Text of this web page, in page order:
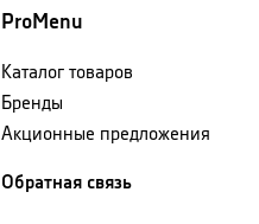
ProMenu
Каталог товаров
Бренды
Акционные предложения
Обратная связь